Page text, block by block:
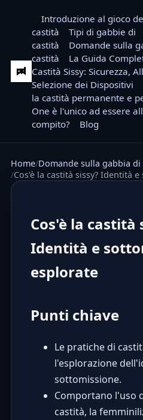
Introduzione al gioco
castità
Tipi di gabbie di
castità
Domande sulla
castità
La Guida
Castità Sissy: Sicurezza,
Selezione dei Dispositivi
la castità permanente e
One è l'unico ad essere
compito?
Blog
Home Domande sulla gabbia di
Cos'è la castità sissy? Identità
Cos'è la castità
Identità e
esplorate
Punti chiave
Le pratiche di
l'esplorazione
sottomissione.
Comportano l'uso
castità, la